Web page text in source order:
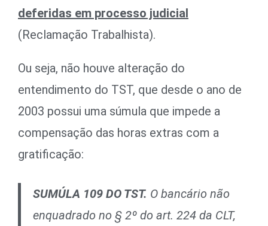
deferidas em processo judicial
(Reclamação Trabalhista).
Ou seja, não houve alteração do
entendimento do TST, que desde o ano de
2003 possui uma súmula que impede a
compensação das horas extras com a
gratificação:
SUMÚLA 109 DO TST. O bancário não
enquadrado no § 2º do art. 224 da CLT,